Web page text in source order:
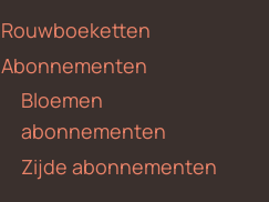
Rouwboeketten
Abonnementen
Bloemen
abonnementen
Zijde abonnementen